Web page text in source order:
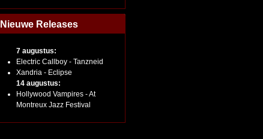
Nieuwe Releases
7 augustus:
Electric Callboy - Tanzneid
Xandria - Eclipse
14 augustus:
Hollywood Vampires - At
Montreux Jazz Festival